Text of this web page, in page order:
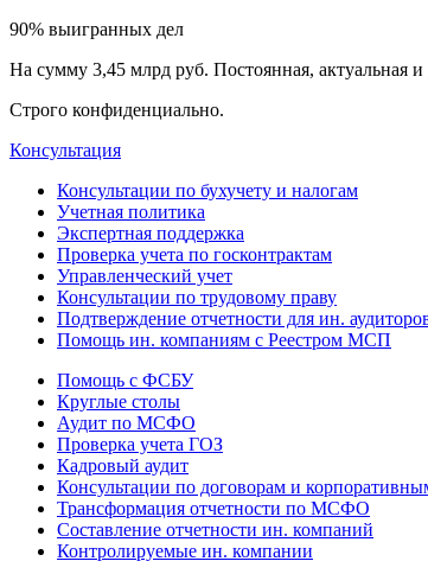
90% выигранных дел
На сумму 3,45 млрд руб. Постоянная, актуальная
Строго конфиденциально.
Консультация
Консультации по бухучету и налогам
Учетная политика
Экспертная поддержка
Проверка учета по госконтрактам
Управленческий учет
Консультации по трудовому праву
Подтверждение отчетности для ин.
Помощь ин. компаниям с Реестром МСП
Помощь с ФСБУ
Круглые столы
Аудит по МСФО
Проверка учета ГОЗ
Кадровый аудит
Консультации по договорам и
Трансформация отчетности по МСФО
Составление отчетности ин. компаний
Контролируемые ин. компании